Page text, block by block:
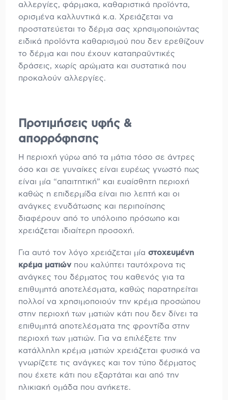
αλλεργίες, φάρμακα, καθαριστικά προϊόντα,
ορισμένα καλλυντικά κ.α. Χρειάζεται να
προστατεύεται το δέρμα σας χρησιμοποιώντας
ειδικά προϊόντα καθαρισμού που δεν ερεθίζουν
το δέρμα και που έχουν καταπραϋντικές
δράσεις, χωρίς αρώματα και συστατικά που
προκαλούν αλλεργίες.
Προτιμήσεις υφής &
απορρόφησης
Η περιοχή γύρω από τα μάτια τόσο σε άντρες
όσο και σε γυναίκες είναι ευρέως γνωστό πως
είναι μία “απαιτητική” και ευαίσθητη περιοχή
καθώς η επιδερμίδα είναι πιο λεπτή και οι
ανάγκες ενυδάτωσης και περιποίησης
διαφέρουν από το υπόλοιπο πρόσωπο και
χρειάζεται ιδιαίτερη προσοχή.
Για αυτό τον λόγο χρειάζεται μίαστοχευμένη
κρέμα ματιών που καλύπτει ταυτόχρονα τις
ανάγκες του δέρματος του καθενός για τα
επιθυμητά αποτελέσματα, καθώς παρατηρείται
πολλοί να χρησιμοποιούν την κρέμα προσώπου
στην περιοχή των ματιών κάτι που δεν δίνει τα
επιθυμητά αποτελέσματα της φροντίδα στην
περιοχή των ματιών. Για να επιλέξετε την
κατάλληλη κρέμα ματιών χρειάζεται φυσικά να
γνωρίζετε τις ανάγκες και τον τύπο δέρματος
που έχετε κάτι που εξαρτάται και από την
ηλικιακή ομάδα που ανήκετε.